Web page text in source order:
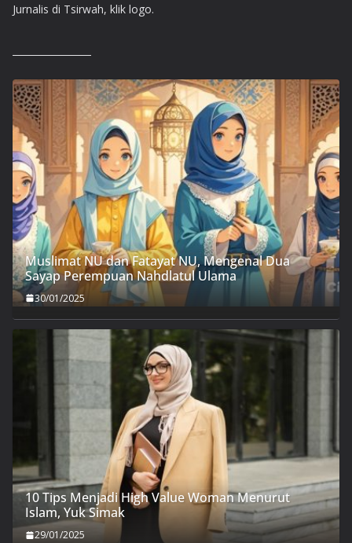
Jurnalis di Tsirwah, klik logo.
Muslimat NU dan Fatayat NU, Mengenal Dua
Sayap Perempuan Nahdlatul Ulama
30/01/2025
10 Tips Menjadi High Value Woman Menurut
Islam, Yuk Simak
29/01/2025